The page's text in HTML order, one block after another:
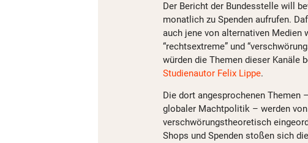
Der Bericht der Bundesstelle will
monatlich zu Spenden aufrufen.
auch jene von alternativen Medien
“rechtsextreme” und
würden die Themen dieser Kanäle
Studienautor Felix Lippe.
Die dort angesprochenen Themen
globaler Machtpolitik – werden
verschwörungstheoretisch
Shops und Spenden stoßen sich